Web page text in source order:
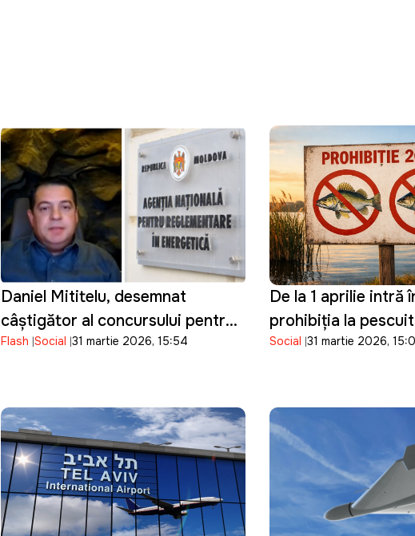
Daniel Mititelu, desemnat
câștigător al concursului pentru
funcția de director al ANRE
Flash Social 31 martie 2026, 15:54
De la 1 aprilie intră
prohibiția la
Moldova
Social 31 martie 2026,